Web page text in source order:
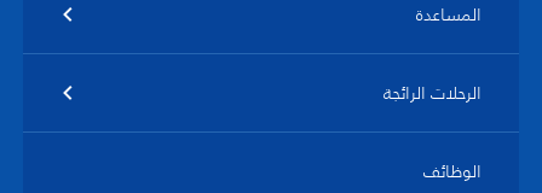
المساعدة
الرحلات الرائجة
الوظائف